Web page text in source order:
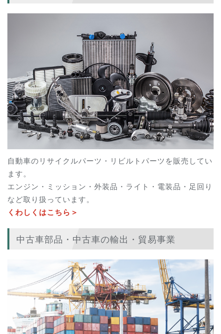
自動車のリサイクルパーツ・リビルトパーツを販売してい
ます。
エンジン・ミッション・外装品・ライト・電装品・足回り
など取り扱っています。
くわしくはこちら＞
中古車部品・中古車の輸出・貿易事業